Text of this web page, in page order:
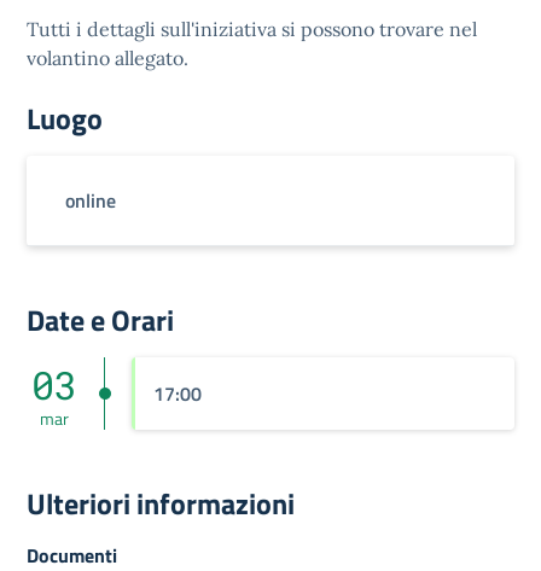
Tutti i dettagli sull'iniziativa si possono trovare nel
volantino allegato.
Luogo
online
Date e Orari
03
mar
17:00
Ulteriori informazioni
Documenti